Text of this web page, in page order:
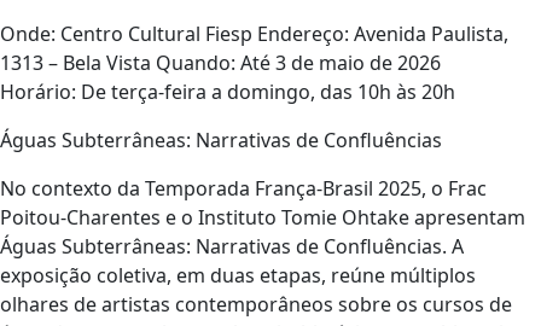
Onde: Centro Cultural Fiesp Endereço: Avenida Paulista,
1313 – Bela Vista Quando: Até 3 de maio de 2026
Horário: De terça-feira a domingo, das 10h às 20h
Águas Subterrâneas: Narrativas de Confluências
No contexto da Temporada França-Brasil 2025, o Frac
Poitou-Charentes e o Instituto Tomie Ohtake apresentam
Águas Subterrâneas: Narrativas de Confluências. A
exposição coletiva, em duas etapas, reúne múltiplos
olhares de artistas contemporâneos sobre os cursos de